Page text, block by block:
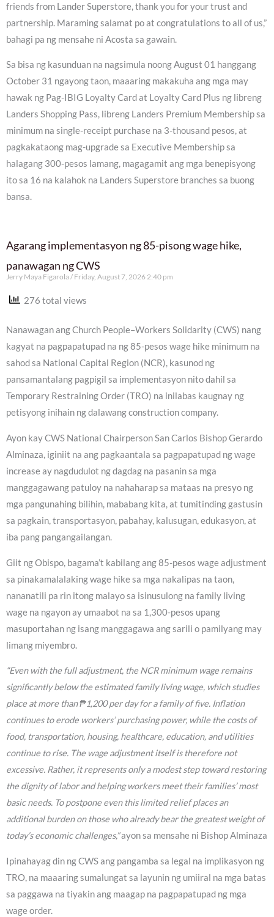
friends from Lander Superstore, thank you for your trust and
partnership. Maraming salamat po at congratulations to all of us,”
bahagi pa ng mensahe ni Acosta sa gawain.
Sa bisa ng kasunduan na nagsimula noong August 01 hanggang
October 31 ngayong taon, maaaring makakuha ang mga may
hawak ng Pag-IBIG Loyalty Card at Loyalty Card Plus ng libreng
Landers Shopping Pass, libreng Landers Premium Membership sa
minimum na single-receipt purchase na 3-thousand pesos, at
pagkakataong mag-upgrade sa Executive Membership sa
halagang 300-pesos lamang, magagamit ang mga benepisyong
ito sa 16 na kalahok na Landers Superstore branches sa buong
bansa.
Agarang implementasyon ng 85-pisong wage hike,
panawagan ng CWS
Jerry Maya Figarola Friday, August 7, 2026 2:40 pm
276 total views
Nanawagan ang Church People–Workers Solidarity (CWS) nang
kagyat na pagpapatupad na ng 85-pesos wage hike minimum na
sahod sa National Capital Region (NCR), kasunod ng
pansamantalang pagpigil sa implementasyon nito dahil sa
Temporary Restraining Order (TRO) na inilabas kaugnay ng
petisyong inihain ng dalawang construction company.
Ayon kay CWS National Chairperson San Carlos Bishop Gerardo
Alminaza, iginiit na ang pagkaantala sa pagpapatupad ng wage
increase ay nagdudulot ng dagdag na pasanin sa mga
manggagawang patuloy na nahaharap sa mataas na presyo ng
mga pangunahing bilihin, mababang kita, at tumitinding gastusin
sa pagkain, transportasyon, pabahay, kalusugan, edukasyon, at
iba pang pangangailangan.
Giit ng Obispo, bagama’t kabilang ang 85-pesos wage adjustment
sa pinakamalalaking wage hike sa mga nakalipas na taon,
nananatili pa rin itong malayo sa isinusulong na family living
wage na ngayon ay umaabot na sa 1,300-pesos upang
masuportahan ng isang manggagawa ang sarili o pamilyang may
limang miyembro.
“Even with the full adjustment, the NCR minimum wage remains
significantly below the estimated family living wage, which studies
place at more than ₱1,200 per day for a family of five. Inflation
continues to erode workers’ purchasing power, while the costs of
food, transportation, housing, healthcare, education, and utilities
continue to rise. The wage adjustment itself is therefore not
excessive. Rather, it represents only a modest step toward restoring
the dignity of labor and helping workers meet their families’ most
basic needs. To postpone even this limited relief places an
additional burden on those who already bear the greatest weight of
today’s economic challenges,”ayon sa mensahe ni Bishop Alminaza
Ipinahayag din ng CWS ang pangamba sa legal na implikasyon ng
TRO, na maaaring sumalungat sa layunin ng umiiral na mga batas
sa paggawa na tiyakin ang maagap na pagpapatupad ng mga
wage order.